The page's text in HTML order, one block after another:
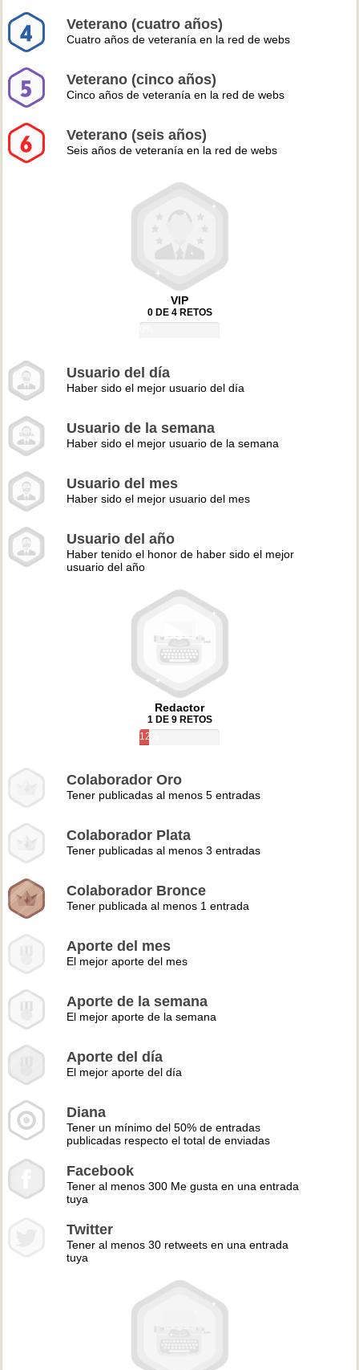
Veterano (cuatro años)
Cuatro años de veteranía en la red de webs
Veterano (cinco años)
Cinco años de veteranía en la red de webs
Veterano (seis años)
Seis años de veteranía en la red de webs
VIP
0 DE 4 RETOS
Usuario del día
Haber sido el mejor usuario del día
Usuario de la semana
Haber sido el mejor usuario de la semana
Usuario del mes
Haber sido el mejor usuario del mes
Usuario del año
Haber tenido el honor de haber sido el mejor
usuario del año
Redactor
1 DE 9 RETOS
12%
Colaborador Oro
Tener publicadas al menos 5 entradas
Colaborador Plata
Tener publicadas al menos 3 entradas
Colaborador Bronce
Tener publicada al menos 1 entrada
Aporte del mes
El mejor aporte del mes
Aporte de la semana
El mejor aporte de la semana
Aporte del día
El mejor aporte del día
Diana
Tener un mínimo del 50% de entradas
publicadas respecto el total de enviadas
Facebook
Tener al menos 300 Me gusta en una entrada
tuya
Twitter
Tener al menos 30 retweets en una entrada
tuya